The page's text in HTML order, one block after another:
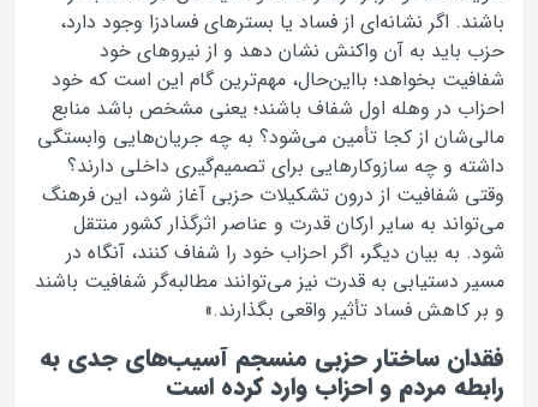
باشند. اگر نشانه‌ای از فساد یا بسترهای فسادزا وجود دارد،
حزب باید به آن واکنش نشان دهد و از نیروهای خود
شفافیت بخواهد؛ بااین‌حال، مهم‌ترین گام این است که خود
احزاب در وهله اول شفاف باشند؛ یعنی مشخص باشد منابع
مالی‌شان از کجا تأمین می‌شود؟ به چه جریان‌هایی وابستگی
داشته و چه سازوکارهایی برای تصمیم‌گیری داخلی دارند؟
وقتی شفافیت از درون تشکیلات حزبی آغاز شود، این فرهنگ
می‌تواند به سایر ارکان قدرت و عناصر اثرگذار کشور منتقل
شود. به بیان دیگر، اگر احزاب خود را شفاف کنند، آنگاه در
مسیر دستیابی به قدرت نیز می‌توانند مطالبه‌گر شفافیت باشند
و بر کاهش فساد تأثیر واقعی بگذارند.»
فقدان ساختار حزبی منسجم آسیب‌های جدی به
رابطه مردم و احزاب وارد کرده است